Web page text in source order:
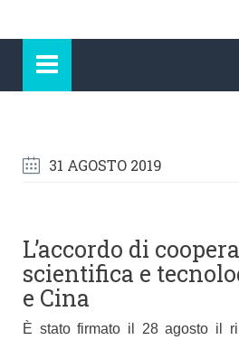
31 AGOSTO 2019
L’accordo di
scientifica e
e Cina
È stato firmato il 28 agosto il